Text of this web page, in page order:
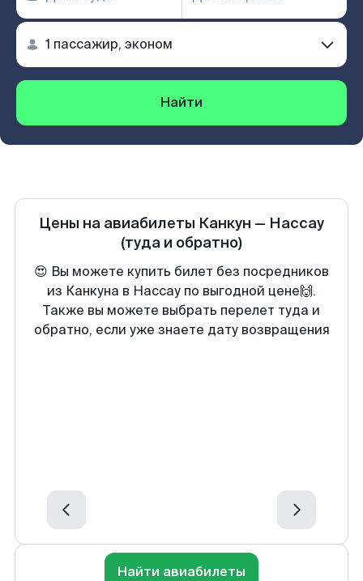
Найти
Цены на авиабилеты Канкун — Нассау
(туда и обратно)
😍 Вы можете купить билет без посредников
из Канкуна в Нассау по выгодной цене🙌.
Также вы можете выбрать перелет туда и
обратно, если уже знаете дату возвращения
Найти авиабилеты